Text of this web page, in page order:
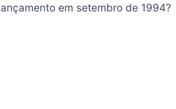
em setembro de 1994?